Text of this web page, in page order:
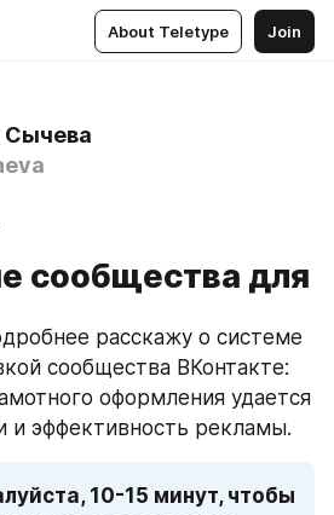
About Teletype Join
Сычева
сообщества для
расскажу о системе
сообщества ВКонтакте:
оформления удается
и эффективность рекламы.
10-15 минут, чтобы